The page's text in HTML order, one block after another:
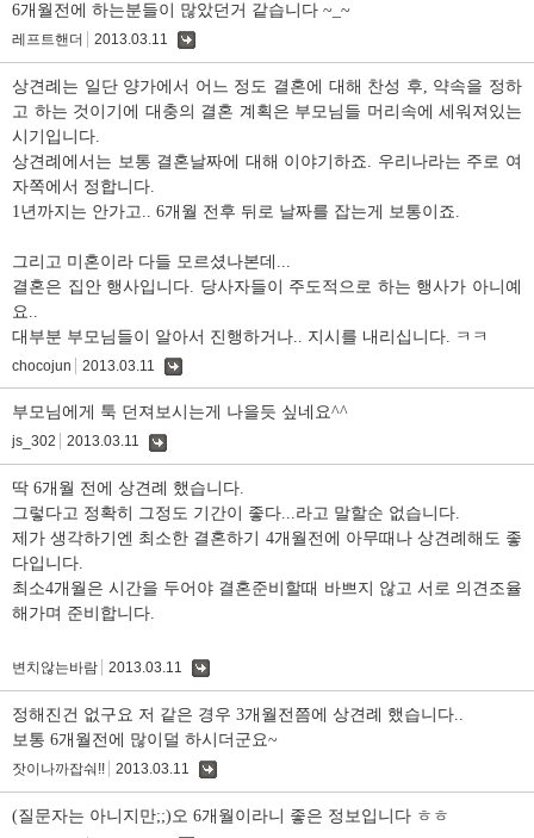
6개월전에 하는분들이 많았던거 같습니다 ~_~
레프트핸더 2013.03.11
상견례는 일단 양가에서 어느 정도 결혼에 대해 찬성 후, 약속을 정하
고 하는 것이기에 대충의 결혼 계획은 부모님들 머리속에 세워져있는
시기입니다.
상견례에서는 보통 결혼날짜에 대해 이야기하죠. 우리나라는 주로 여
자쪽에서 정합니다.
1년까지는 안가고.. 6개월 전후 뒤로 날짜를 잡는게 보통이죠.
그리고 미혼이라 다들 모르셨나본데...
결혼은 집안 행사입니다. 당사자들이 주도적으로 하는 행사가 아니예
요..
대부분 부모님들이 알아서 진행하거나.. 지시를 내리십니다. ㅋㅋ
chocojun 2013.03.11
부모님에게 툭 던져보시는게 나을듯 싶네요^^
js_302 2013.03.11
딱 6개월 전에 상견례 했습니다.
그렇다고 정확히 그정도 기간이 좋다...라고 말할순 없습니다.
제가 생각하기엔 최소한 결혼하기 4개월전에 아무때나 상견례해도 좋
다입니다.
최소4개월은 시간을 두어야 결혼준비할때 바쁘지 않고 서로 의견조율
해가며 준비합니다.
변치않는바람 2013.03.11
정해진건 없구요 저 같은 경우 3개월전쯤에 상견례 했습니다..
보통 6개월전에 많이덜 하시더군요~
잣이나까잡숴!! 2013.03.11
(질문자는 아니지만;;)오 6개월이라니 좋은 정보입니다 ㅎㅎ